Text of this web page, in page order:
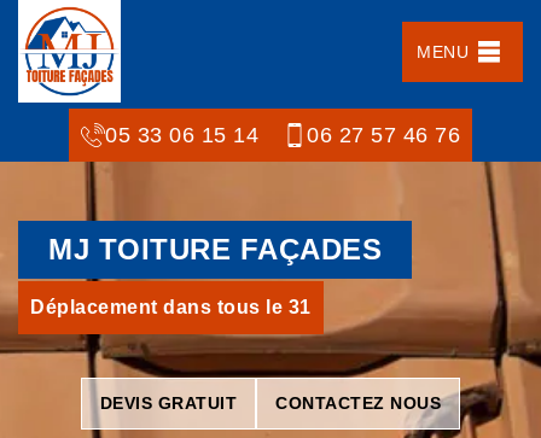
MENU
05 33 06 15 14 06 27 57 46 76
MJ TOITURE FAÇADES
Déplacement dans tous le 31
DEVIS GRATUIT CONTACTEZ NOUS